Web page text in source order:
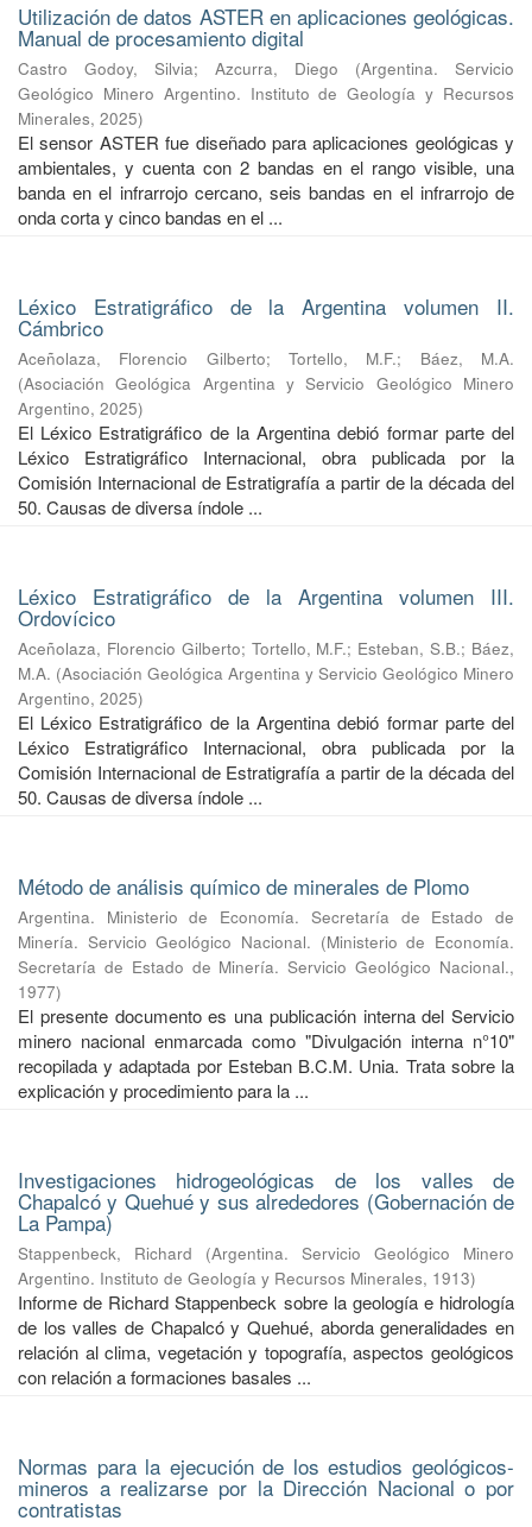
Utilización de datos ASTER en aplicaciones geológicas.
Manual de procesamiento digital
Castro Godoy, Silvia; Azcurra, Diego (Argentina. Servicio
Geológico Minero Argentino. Instituto de Geología y Recursos
Minerales, 2025)
El sensor ASTER fue diseñado para aplicaciones geológicas y
ambientales, y cuenta con 2 bandas en el rango visible, una
banda en el infrarrojo cercano, seis bandas en el infrarrojo de
onda corta y cinco bandas en el ...
Léxico Estratigráfico de la Argentina volumen II.
Cámbrico
Aceñolaza, Florencio Gilberto;Tortello, M.F.; Báez, M.A.
(Asociación Geológica Argentina y Servicio Geológico Minero
Argentino, 2025)
El Léxico Estratigráfico de la Argentina debió formar parte del
Léxico Estratigráfico Internacional, obra publicada por la
Comisión Internacional de Estratigrafía a partir de la década del
50. Causas de diversa índole ...
Léxico Estratigráfico de la Argentina volumen III.
Ordovícico
Aceñolaza, Florencio Gilberto; Tortello, M.F.; Esteban, S.B.; Báez,
M.A. (Asociación Geológica Argentina y Servicio Geológico Minero
Argentino, 2025)
El Léxico Estratigráfico de la Argentina debió formar parte del
Léxico Estratigráfico Internacional, obra publicada por la
Comisión Internacional de Estratigrafía a partir de la década del
50. Causas de diversa índole ...
Método de análisis químico de minerales de Plomo
Argentina. Ministerio de Economía. Secretaría de Estado de
Minería. Servicio Geológico Nacional. (Ministerio de Economía.
Secretaría de Estado de Minería. Servicio Geológico Nacional.,
1977)
El presente documento es una publicación interna del Servicio
minero nacional enmarcada como "Divulgación interna n°10"
recopilada y adaptada por Esteban B.C.M. Unia. Trata sobre la
explicación y procedimiento para la ...
Investigaciones hidrogeológicas de los valles de
Chapalcó y Quehué y sus alrededores (Gobernación de
La Pampa)
Stappenbeck, Richard (Argentina. Servicio Geológico Minero
Argentino. Instituto de Geología y Recursos Minerales, 1913)
Informe de Richard Stappenbeck sobre la geología e hidrología
de los valles de Chapalcó y Quehué, aborda generalidades en
relación al clima, vegetación y topografía, aspectos geológicos
con relación a formaciones basales ...
Normas para la ejecución de los estudios geológicos-
mineros a realizarse por la Dirección Nacional o por
contratistas